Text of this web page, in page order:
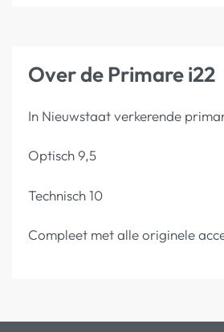
Over de Primare i22
In Nieuwstaat verkerende
Optisch 9,5
Technisch 10
Compleet met alle originele